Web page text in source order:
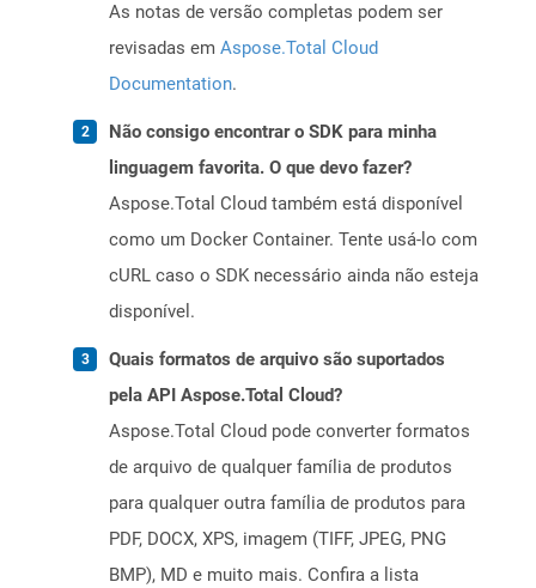
As notas de versão completas podem ser
revisadas em Aspose.Total Cloud
Documentation.
Não consigo encontrar o SDK para minha
linguagem favorita. O que devo fazer?
Aspose.Total Cloud também está disponível
como um Docker Container. Tente usá-lo com
cURL caso o SDK necessário ainda não esteja
disponível.
Quais formatos de arquivo são suportados
pela API Aspose.Total Cloud?
Aspose.Total Cloud pode converter formatos
de arquivo de qualquer família de produtos
para qualquer outra família de produtos para
PDF, DOCX, XPS, imagem (TIFF, JPEG, PNG
BMP), MD e muito mais. Confira a lista